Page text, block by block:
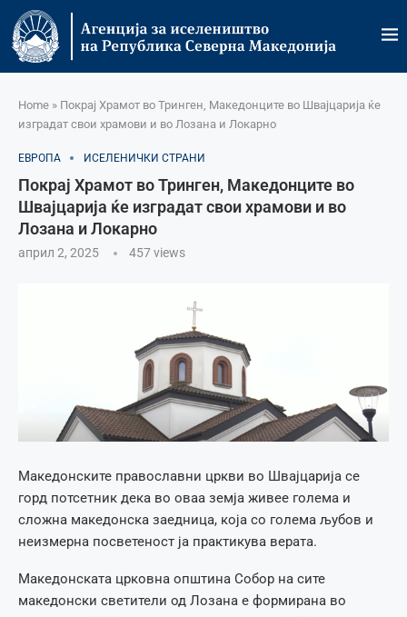
Home » Покрај Храмот во Тринген, Македонците во Швајцарија ќе
изградат свои храмови и во Лозана и Локарно
ЕВРОПА ИСЕЛЕНИЧКИ СТРАНИ
Покрај Храмот во Тринген, Македонците во
Швајцарија ќе изградат свои храмови и во
Лозана и Локарно
април 2, 2025 457views
Македонските православни цркви во Швајцарија се
горд потсетник дека во оваа земја живее голема и
сложна македонска заедница, која со голема љубов и
неизмерна посветеност ја практикува верата.
Македонската црковна општина Собор на сите
македонски светители од Лозана е формирана во